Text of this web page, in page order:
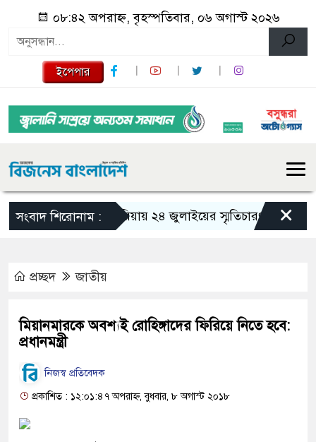
০৮:৪২ অপরাহ্ন, বৃহস্পতিবার, ০৬ অগাস্ট ২০২৬
ইপেপার
সংবাদ শিরোনাম :গজারিয়ায় ২৪ জুলাইয়ের স্মৃতিচারণ: গুমের ভয়াবহ
×
প্রচ্ছদ জাতীয়
মিয়ানমারকে অবশ্যই রোহিঙ্গাদের ফিরিয়ে নিতে হবে:
প্রধানমন্ত্রী
নিজস্ব প্রতিবেদক
প্রকাশিত : ১২:০১:৪৭ অপরাহ্ন, বুধবার, ৮ অগাস্ট ২০১৮